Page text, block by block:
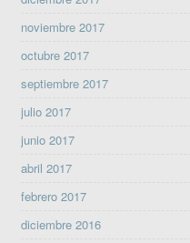
noviembre 2017
octubre 2017
septiembre 2017
julio 2017
junio 2017
abril 2017
febrero 2017
diciembre 2016